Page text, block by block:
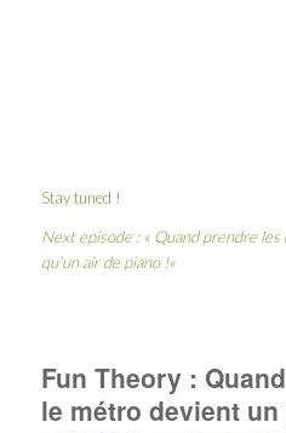
Stay tuned !
Next episode : « Quand prendre les
qu’un air de piano !«
Fun Theory :
le métro devient un